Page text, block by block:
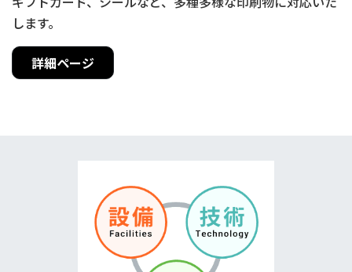
します。
詳細ページ